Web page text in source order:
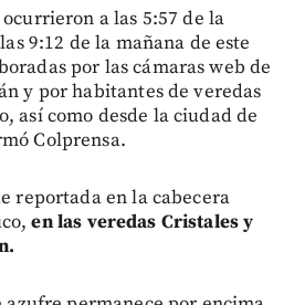
a las 5:57 de la
9:12 de la mañana de este
por las cámaras web de
y por habitantes de veredas
así como desde la ciudad de
Colprensa.
reportada en la cabecera
en las veredas Cristales y